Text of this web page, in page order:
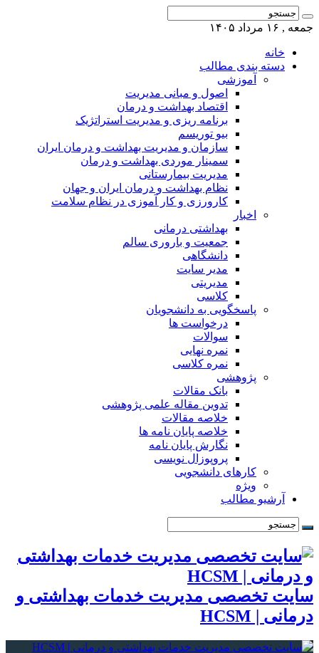
جمعه , ۱۶ مرداد ۱۴۰۵
خانه
دسته بندی مطالب
آموزشی
اصول و مبانی مدیریت
اقتصاد بهداشت و درمان
برنامه ریزی و مدیریت استراتژیک
بیو توریسم
سازمان و مدیریت بهداشت و درمان ایران
سمینار موردی بهداشت و درمان
مدیریت بیمارستانی
نظام بهداشت و درمان ایران و جهان
کارورزی و کار آموزی در نظام سلامت
اخبار
بهداشتی درمانی
جمعیت و باروری سالم
دانشگاهی
مدیر سایت
مدیریتی
کلاسی
پاسخگویی به دانشجویان
درخواست ها
سوالات
نمره نهایی
نمره کلاسی
پژوهشی
بانک مقالات
تدوین مقاله علمی پژوهشی
خلاصه مقالات
خلاصه پایان نامه ها
نگارش پایان نامه
پروپوزال نویسی
کارهای دانشجویی
ویژه
آرشیو مطالب
سایت تخصصی مدیریت خدمات بهداشتی و
درمانی | HCSM